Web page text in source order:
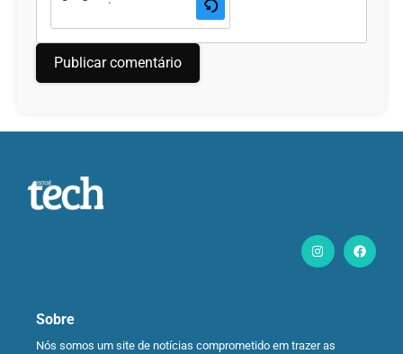
Sobre
Nós somos um site de notícias comprometido em trazer as